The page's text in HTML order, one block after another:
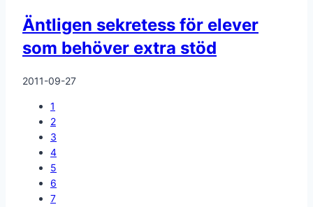
Äntligen sekretess för elever
som behöver extra stöd
2011-09-27
1
2
3
4
5
6
7